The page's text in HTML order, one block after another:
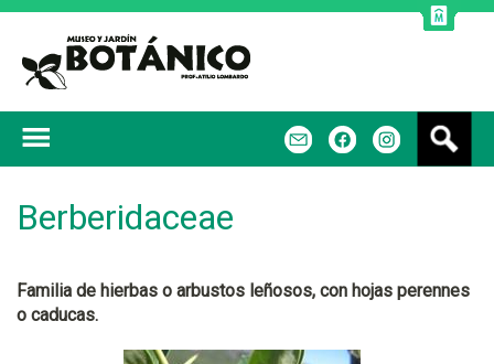
Berberidaceae
Familia de hierbas o arbustos leñosos, con hojas perennes
o caducas.
s